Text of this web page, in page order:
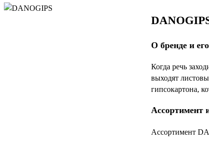
О бренде и
Когда речь
выходят
гипсокартона,
Ассортимент
Ассортимент